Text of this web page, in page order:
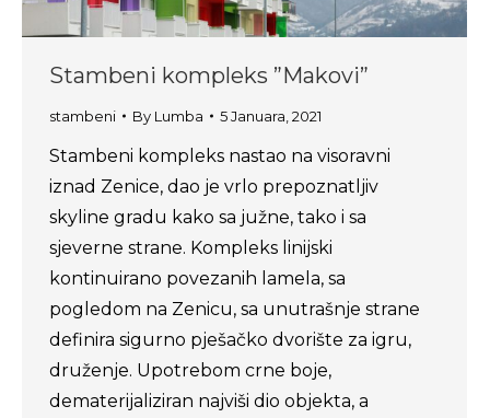
Stambeni kompleks ”Makovi”
stambeni By Lumba 5 Januara, 2021
Stambeni kompleks nastao na visoravni
iznad Zenice, dao je vrlo prepoznatljiv
skyline gradu kako sa južne, tako i sa
sjeverne strane. Kompleks linijski
kontinuirano povezanih lamela, sa
pogledom na Zenicu, sa unutrašnje strane
definira sigurno pješačko dvorište za igru,
druženje. Upotrebom crne boje,
dematerijaliziran najviši dio objekta, a